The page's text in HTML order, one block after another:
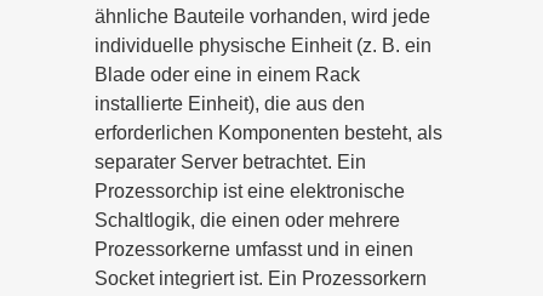
ähnliche Bauteile vorhanden, wird jede
individuelle physische Einheit (z. B. ein
Blade oder eine in einem Rack
installierte Einheit), die aus den
erforderlichen Komponenten besteht, als
separater Server betrachtet. Ein
Prozessorchip ist eine elektronische
Schaltlogik, die einen oder mehrere
Prozessorkerne umfasst und in einen
Socket integriert ist. Ein Prozessorkern